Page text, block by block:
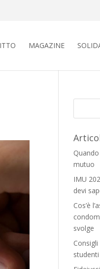
MAGAZINE
mutuo
IMU
devi
Cos’è
svolge
studenti